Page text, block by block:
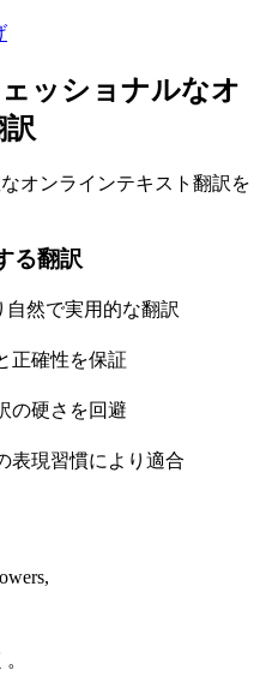
ッショナルなオ
オンラインテキスト翻訳を
る翻訳
然で実用的な翻訳
正確性を保証
の硬さを回避
表現習慣により適合